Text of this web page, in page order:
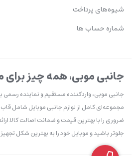
شیوه‌های پرداخت
شماره حساب ها
جانبی موبی، همه چیز برای
جانبی موبی، واردکننده مستقیم و نماینده رسمی
مجموعه‌ای کامل از لوازم جانبی موبایل شامل
ضروری را با بهترین قیمت و ضمانت اصالت کالا
جلوتر باشید و موبایل خود را به بهترین شکل